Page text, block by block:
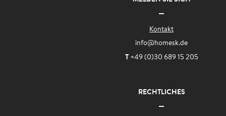
Kontakt
info@homesk.de
T+49 (0)30 689 15 205
RECHTLICHES